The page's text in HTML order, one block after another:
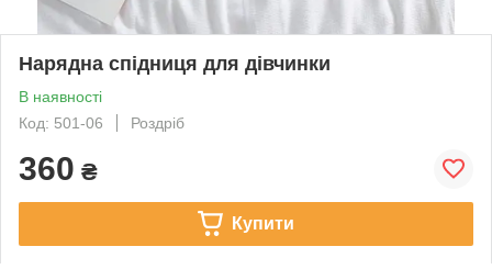
Нарядна спідниця для дівчинки
В наявності
Код: 501-06
Роздріб
360 ₴
Купити